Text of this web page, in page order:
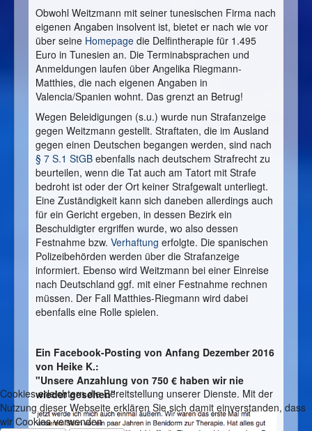
Obwohl Weitzmann mit seiner tunesischen Firma nach
eigenen Angaben insolvent ist, bietet er nach wie vor
über seine Homepage die Delfintherapie für 1.495
Euro in Tunesien an. Die Terminabsprachen und
Anmeldungen laufen über Angelika Riegmann-
Matthies, die nach eigenen Angaben in
Valencia/Spanien wohnt. Das grenzt an Betrug!
Wegen Beleidigungen (s.u.) wurde nun Strafanzeige
gegen Weitzmann gestellt. Straftaten, die im Ausland
gegen einen Deutschen begangen werden, sind nach
§ 7 S.1 StGB ebenfalls nach deutschem Strafrecht zu
beurteilen, wenn die Tat auch am Tatort mit Strafe
bedroht ist oder der Ort keiner Strafgewalt unterliegt.
Eine Zuständigkeit kann sich daneben allerdings auch
für ein Gericht ergeben, in dessen Bezirk ein
Beschuldigter ergriffen wurde, wo also dessen
Festnahme bzw. Verhaftung erfolgte. Die spanischen
Polizeibehörden werden über die Strafanzeige
informiert. Ebenso wird Weitzmann bei einer Einreise
nach Deutschland ggf. mit einer Festnahme rechnen
müssen. Der Fall Matthies-Riegmann wird dabei
ebenfalls eine Rolle spielen.
Ein Facebook-Posting von Anfang Dezember 2016
von Heike K.:
"Unsere Anzahlung von 750 € haben wir nie
wieder gesehen"
Cookies erleichtern die Bereitstellung unserer Dienste. Mit der
Nutzung dieser Webseite erklären Sie sich damit einverstanden, dass
wir Cookies verwenden